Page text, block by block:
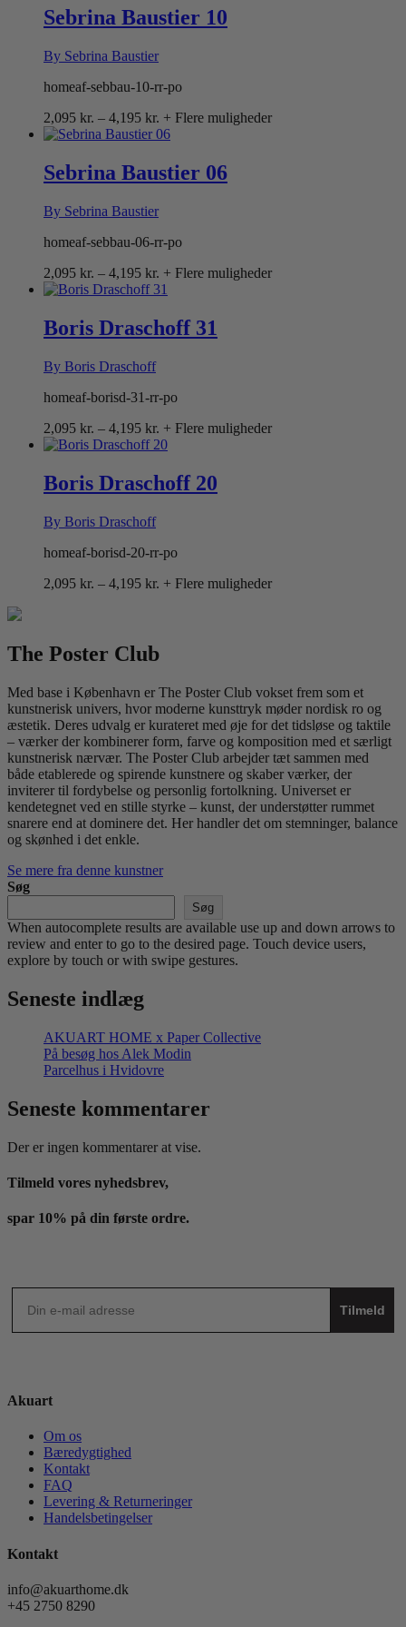
Sebrina Baustier 10
By Sebrina Baustier
homeaf-sebbau-10-rr-po
2,095 kr. – 4,195 kr. Prisinterval:
2,095 kr.
4,195 kr.
+ Flere muligheder
Sebrina Baustier 06
By Sebrina Baustier
homeaf-sebbau-06-rr-po
2,095 kr. – 4,195 kr. Prisinterval:
2,095 kr.
4,195 kr.
+ Flere muligheder
Boris Draschoff 31
By Boris Draschoff
homeaf-borisd-31-rr-po
2,095 kr. – 4,195 kr. Prisinterval:
2,095 kr.
4,195 kr.
+ Flere muligheder
Boris Draschoff 20
By Boris Draschoff
homeaf-borisd-20-rr-po
2,095 kr. – 4,195 kr. Prisinterval:
+ Flere muligheder
The Poster Club
Med base i København er The Poster Club vokset frem som et
kunstnerisk univers, hvor moderne kunsttryk møder nordisk ro og
æstetik. Deres udvalg er kurateret med øje for det tidsløse og taktile
– værker der kombinerer form, farve og komposition med et særligt
kunstnerisk nærvær. The Poster Club arbejder tæt sammen med
både etablerede og spirende kunstnere og skaber værker, der
inviterer til fordybelse og personlig fortolkning. Universet er
kendetegnet ved en stille styrke – kunst, der understøtter rummet
snarere end at dominere det. Her handler det om stemninger, balance
og skønhed i det enkle.
Se mere fra denne kunstner
Søg
Søg
When autocomplete results are available use up and down arrows to
review and enter to go to the desired page. Touch device users,
explore by touch or with swipe gestures.
Seneste indlæg
AKUART HOME x Paper Collective
På besøg hos Alek Modin
Parcelhus i Hvidovre
Seneste kommentarer
Der er ingen kommentarer at vise.
Tilmeld vores nyhedsbrev,
spar 10% på din første ordre.
Tilmeld
Akuart
Om os
Bæredygtighed
Kontakt
FAQ
Levering & Returneringer
Handelsbetingelser
Kontakt
info@akuarthome.dk
+45 2750 8290